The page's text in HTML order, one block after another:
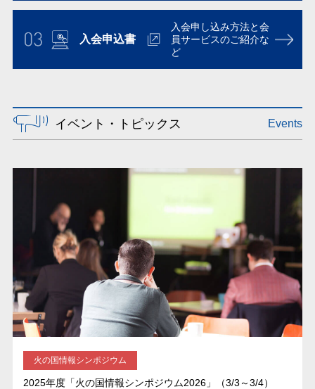
入会申込書
入会申し込み方法と会
員サービスのご紹介な
ど
イベント・トピックス Events
火の国情報シンポジウム
2025年度「火の国情報シンポジウム2026」（3/3～3/4）